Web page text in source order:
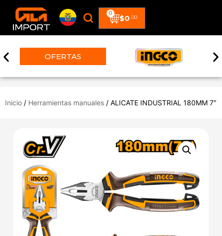
$0 .00
0
OFERTAS
Inicio / Herramientas manuales / ALICATE INDUSTRIAL 180MM 7″